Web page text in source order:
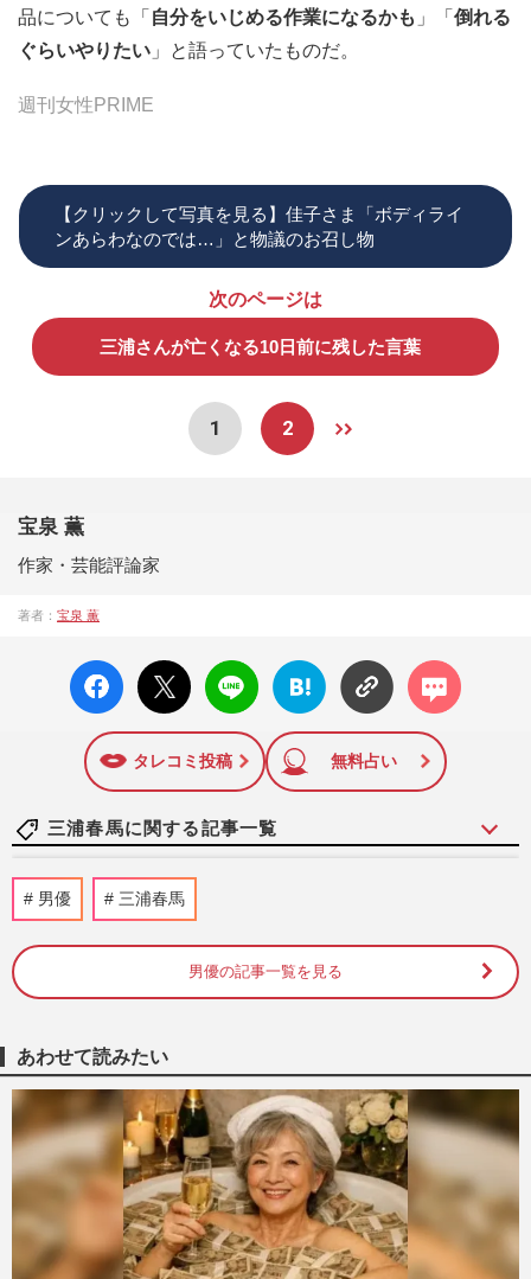
品についても「 自分をいじめる作業になるかも 」「 倒れる
ぐらいやりたい 」と語っていたものだ。
週刊女性PRIME
【クリックして写真を見る】佳子さま「ボディライ
ンあらわなのでは…」と物議のお召し物
次のページは
三浦さんが亡くなる10日前に残した言葉
1 2
宝泉 薫
作家・芸能評論家
著者： 宝泉 薫
facebo
ok い
X ポス
ト
LINE
はてな
ブック
に追加
コメン
ト
タレコミ投稿 無料占い
三浦春馬に関する記事一覧
《東野圭吾ドラマランキング》実に面白
い！圧倒的1位は福山雅治の『ガリレ
週刊女性2024年7月2日号 2026/7/29
訪れる“聖地”に、ゆかりの映画館『土浦セ
ントラルシネマズ』果た…
週刊女性PRIME
《令和の芸能ニュースランキング》ジャニ
ーズ崩壊、松本人志の性加害を上回る1位
は、暴かれた元SMAP中居正…
週刊女性2025年7月1日・8日号 2025/6/29
男優 三浦春馬
男優の記事一覧を見る
あわせて読みたい